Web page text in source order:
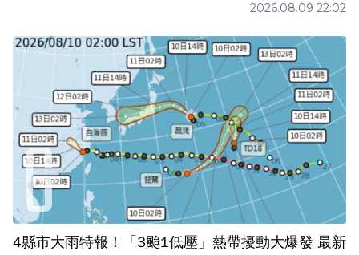
2026.08.09 22:02
4縣市大雨特報！「3颱1低壓」熱帶擾動大爆發 最新